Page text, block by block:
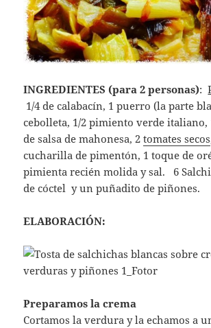
INGREDIENTES (para 2 personas):
1/4 de calabacín, 1 puerro (la parte
cebolleta, 1/2 pimiento verde italiano,
de salsa de mahonesa, 2tomates secos
cucharilla de pimentón, 1 toque de
pimienta recién molida y sal. 6
de cóctel y un puñadito de piñones.
ELABORACIÓN:
Preparamos la crema
Cortamos la verdura y la echamos a